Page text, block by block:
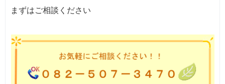
まずはご相談ください